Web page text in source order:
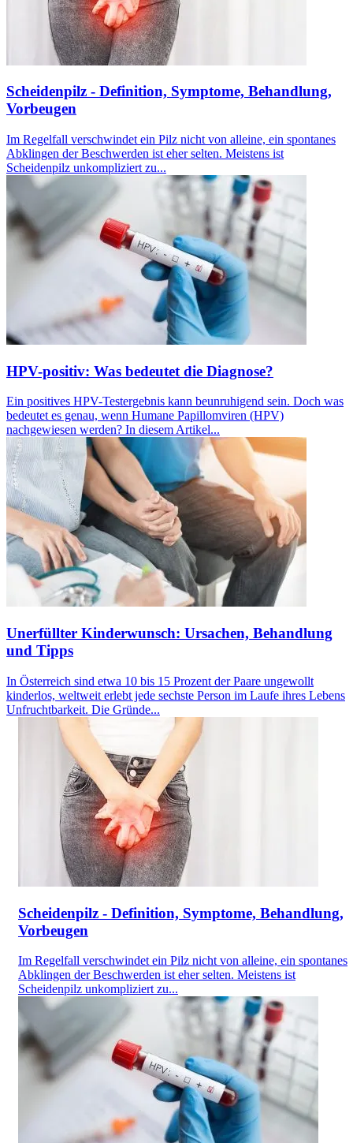
Scheidenpilz - Definition, Symptome, Behandlung,
Vorbeugen
Im Regelfall verschwindet ein Pilz nicht von alleine, ein spontanes
Abklingen der Beschwerden ist eher selten. Meistens ist
Scheidenpilz unkompliziert zu...
HPV-positiv: Was bedeutet die Diagnose?
Ein positives HPV-Testergebnis kann beunruhigend sein. Doch was
bedeutet es genau, wenn Humane Papillomviren (HPV)
nachgewiesen werden? In diesem Artikel...
Unerfüllter Kinderwunsch: Ursachen, Behandlung
und Tipps
In Österreich sind etwa 10 bis 15 Prozent der Paare ungewollt
kinderlos, weltweit erlebt jede sechste Person im Laufe ihres Lebens
Unfruchtbarkeit. Die Gründe...
Scheidenpilz - Definition, Symptome, Behandlung,
Vorbeugen
Im Regelfall verschwindet ein Pilz nicht von alleine, ein spontanes
Abklingen der Beschwerden ist eher selten. Meistens ist
Scheidenpilz unkompliziert zu...